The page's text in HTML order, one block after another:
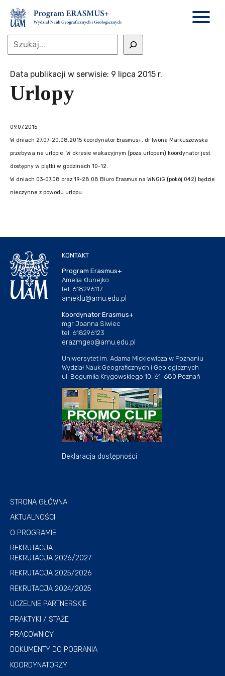
Data publikacji w serwisie: 9 lipca 2015 r.
Urlopy
09.07.2015
W dniach 27.07-20.08.2015 koordynator Erasmus+, dr Iwona Markuszewska
przebywa na urlopie. W okresie wakacyjnym (poza urlopem) koordynator jest
dostępny w piątki w godzinach 10-12.
W dniach 03-07.08 oraz 19-28.08 Biuro Erasmus na WNGiG (pokój 042) będzie
nieczynne z powodu urlopu.
KONTAKT
Program Erasmus+
Amelia Kłunejko
tel. 618296117
ameklu@amu.edu.pl
Koordynator Erasmus+
mgr Joanna Siwiec
tel. 618296123
erazmgeo@amu.edu.pl
Uniwersytet im. Adama Mickiewicza w Poznaniu
Wydział Nauk Geograficznych i Geologicznych
ul. Bogumiła Krygowskiego 10, 61-680 Poznań
Deklaracja dostępności
STRONA GŁÓWNA
AKTUALNOŚCI
O PROGRAMIE
REKRUTACJA
REKRUTACJA 2026/2027
REKRUTACJA 2025/2026
REKRUTACJA 2024/2025
UCZELNIE PARTNERSKIE
PRAKTYKI / STAŻE
PRACOWNICY
DOKUMENTY DO POBRANIA
KOORDYNATORZY